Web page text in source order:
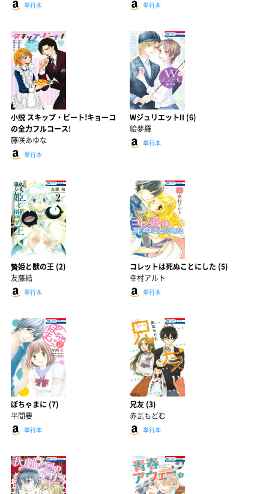
単行本 単行本
小説 スキップ・ビート!キョーコ
の全力フルコース!
藤咲あゆな
単行本
WジュリエットII (6)
絵夢羅
単行本
贄姫と獣の王 (2)
友藤結
単行本
コレットは死ぬことにした (5)
幸村アルト
単行本
ぽちゃまに (7)
平間要
単行本
兄友 (3)
赤瓦もどむ
単行本